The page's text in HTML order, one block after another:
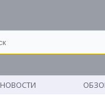
НОВОСТИ